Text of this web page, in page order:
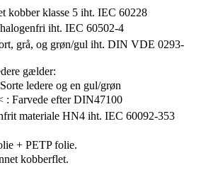
kobber klasse 5 iht. IEC 60228
iht. IEC 60502-4
grå, og grøn/gul iht. DIN VDE 0293-
gælder:
ledere og en gul/grøn
: Farvede efter DIN47100
materiale HN4 iht. IEC 60092-353
+ PETP folie.
kobberflet.